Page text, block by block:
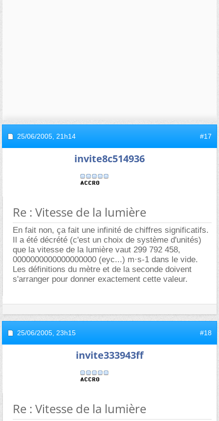
25/06/2005, 21h14 #17
invite8c514936
Re : Vitesse de la lumière
En fait non, ça fait une infinité de chiffres significatifs.
Il a été décrété (c'est un choix de système d'unités)
que la vitesse de la lumière vaut 299 792 458,
0000000000000000000 (eyc...) m·s-1 dans le vide.
Les définitions du mètre et de la seconde doivent
s'arranger pour donner exactement cette valeur.
25/06/2005, 23h15 #18
invite333943ff
Re : Vitesse de la lumière